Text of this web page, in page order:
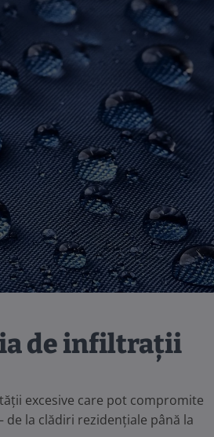
de infiltrații
excesive care pot compromite
la clădiri rezidențiale până la